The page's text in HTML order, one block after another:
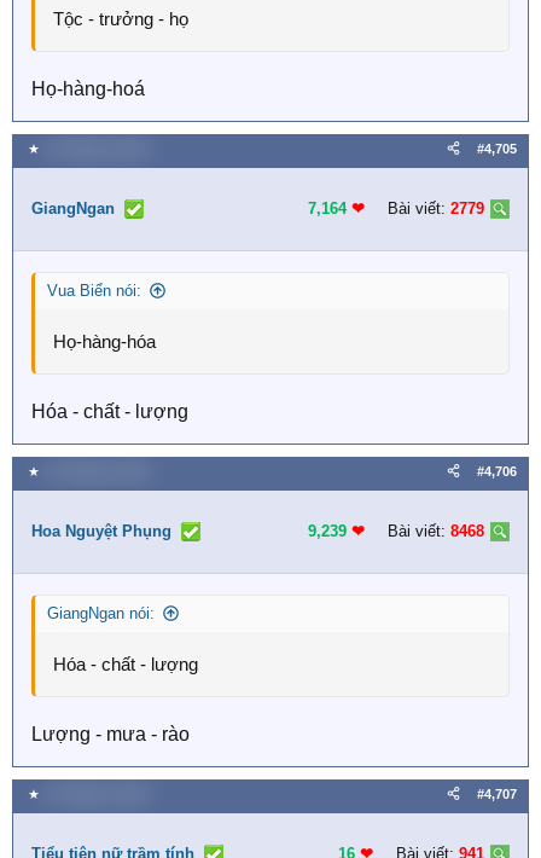
Tộc - trưởng - họ
Họ-hàng-hoá
★ #4,705
GiangNgan 7,164 ❤︎ Bài viết: 2779
Vua Biển nói:
Họ-hàng-hóa
Hóa - chất - lượng
★ #4,706
Hoa Nguyệt Phụng 9,239 ❤︎ Bài viết: 8468
GiangNgan nói:
Hóa - chất - lượng
Lượng - mưa - rào
★ #4,707
Tiểu tiên nữ trầm tính 16 ❤︎ Bài viết: 941